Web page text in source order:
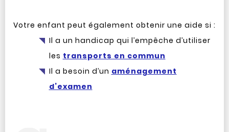
Votre enfant peut également obtenir une aide si :
Il a un handicap qui l’empêche d’utiliser
les transports en commun
Il a besoin d’un aménagement
d’examen